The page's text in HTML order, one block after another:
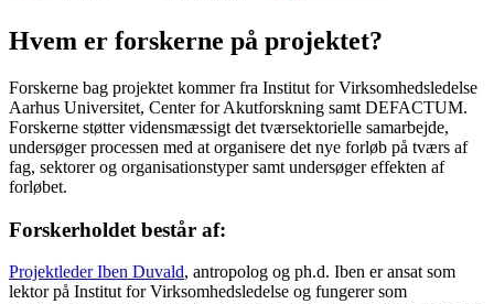
Hvem er forskerne på projektet?
Forskerne bag projektet kommer fra Institut for Virksomhedsledelse
Aarhus Universitet, Center for Akutforskning samt DEFACTUM.
Forskerne støtter vidensmæssigt det tværsektorielle samarbejde,
undersøger processen med at organisere det nye forløb på tværs af
fag, sektorer og organisationstyper samt undersøger effekten af
forløbet.
Forskerholdet består af:
Projektleder Iben Duvald, antropolog og ph.d. Iben er ansat som
lektor på Institut for Virksomhedsledelse og fungerer som